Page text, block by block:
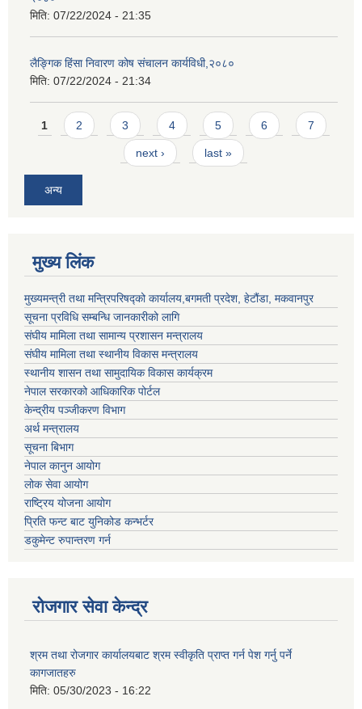
मिति: 07/22/2024 - 21:35
लैङ्गिक हिंसा निवारण कोष संचालन कार्यविधी,२०८०
मिति: 07/22/2024 - 21:34
Pages
1 2 3 4 5 6 7
next › last »
अन्य
मुख्य लिंक
मुख्यमन्त्री तथा मन्त्रिपरिषद्को कार्यालय,बगमती प्रदेश, हेटौंडा, मकवानपुर
सूचना प्रविधि सम्बन्धि जानकारीको लागि
संघीय मामिला तथा सामान्य प्रशासन मन्त्रालय
संघीय मामिला तथा स्थानीय विकास मन्त्रालय
स्थानीय शासन तथा सामुदायिक विकास कार्यक्रम
नेपाल सरकारको आधिकारिक पोर्टल
केन्द्रीय पञ्जीकरण विभाग
अर्थ मन्त्रालय
सूचना बिभाग
नेपाल कानुन आयोग
लोक सेवा आयोग
राष्ट्रिय योजना आयोग
प्रिति फन्ट बाट युनिकोड कन्भर्टर
डकुमेन्ट रुपान्तरण गर्न
रोजगार सेवा केन्द्र
श्रम तथा रोजगार कार्यालयबाट श्रम स्वीकृति प्राप्त गर्न पेश गर्नु पर्ने
कागजातहरु
मिति: 05/30/2023 - 16:22